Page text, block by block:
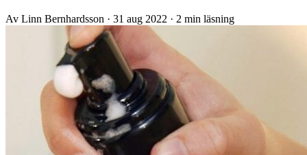
Av Linn Bernhardsson · 31 aug 2022 · 2 min läsning